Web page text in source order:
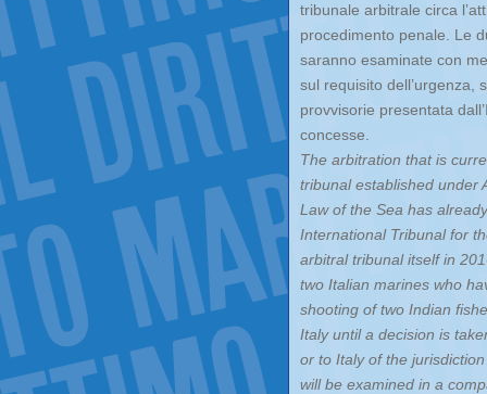
tribunale arbitrale circa
procedimento penale. Le
saranno esaminate con
sul requisito dell’urgenza,
provvisorie presentata
concesse.
The arbitration that is
tribunal established under
Law of the Sea has
International Tribunal for
arbitral tribunal itself in
two Italian marines who
shooting of two Indian
Italy until a decision is
or to Italy of the
will be examined in a